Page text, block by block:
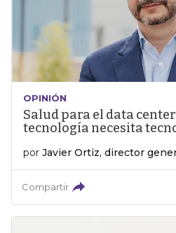
OPINIÓN
Salud para el data
tecnología necesita
por Javier Ortiz, director
Compartir